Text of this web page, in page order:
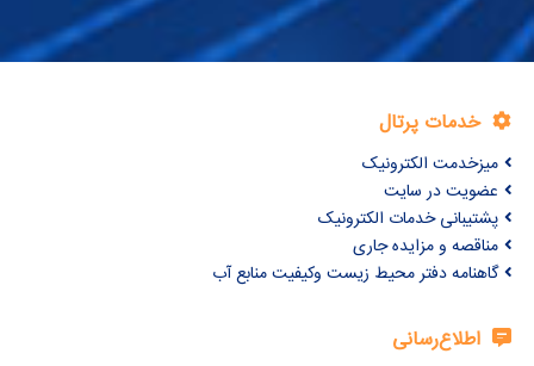
خدمات پرتال
میزخدمت الکترونیک
عضویت در سایت
پشتیبانی خدمات الکترونیک
مناقصه و مزایده جاری
گاهنامه دفتر محیط زیست وکیفیت منابع آب
اطلاع‌رسانی